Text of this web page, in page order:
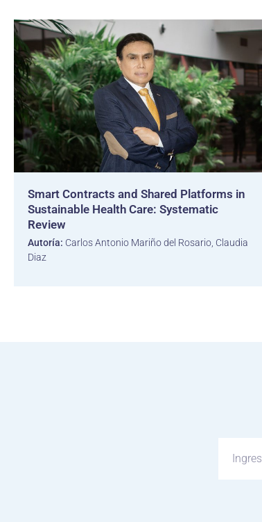
Smart Contracts and Shared Platforms in
Sustainable Health Care: Systematic
Review
Autoría: Carlos Antonio Mariño del Rosario, Claudia
Diaz